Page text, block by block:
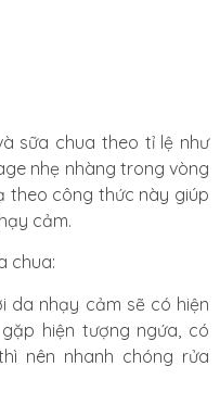
sữa chua theo tỉ lệ như
nhẹ nhàng trong vòng
theo công thức này giúp
cảm.
chua:
da nhạy cảm sẽ có hiện
hiện tượng ngứa, có
nên nhanh chóng rửa